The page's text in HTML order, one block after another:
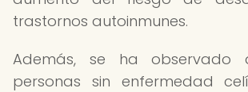
trastornos autoinmunes.
Además, se ha observado
personas sin enfermedad